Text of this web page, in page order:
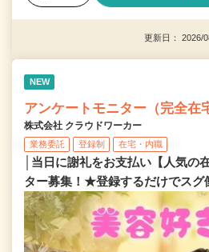
更新日： 2026/
NEW
アンケートモニター（完全在
株式会社 クラウドワーカー
業務委託 登録制 在宅・内職
│当日に謝礼をお支払い【人気の
ター募集！★登録するだけでスグ